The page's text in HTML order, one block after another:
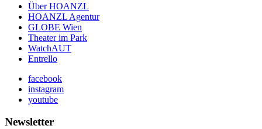
Über HOANZL
HOANZL Agentur
GLOBE Wien
Theater im Park
WatchAUT
Entrello
facebook
instagram
youtube
Newsletter